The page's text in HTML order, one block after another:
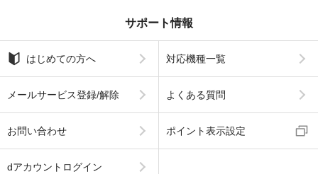
サポート情報
はじめての方へ 対応機種一覧
メールサービス登録/解除 よくある質問
お問い合わせ ポイント表示設定
dアカウントログイン